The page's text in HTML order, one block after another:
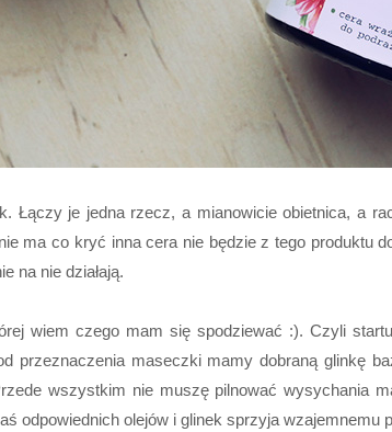
Łączy je jedna rzecz, a mianowicie obietnica, a
ma co kryć inna cera nie będzie z tego produktu
na nie działają.
wiem czego mam się spodziewać :). Czyli
przeznaczenia maseczki mamy dobraną glinkę
wszystkim nie muszę pilnować wysychania
odpowiednich olejów i glinek sprzyja wzajemnemu